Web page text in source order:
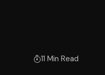
11 Min Read